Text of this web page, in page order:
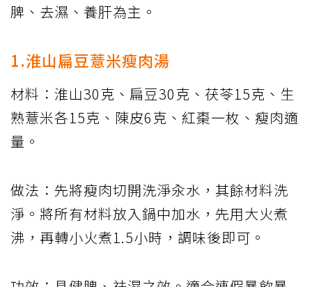
脾、去濕、養肝為主。
1.淮山扁豆薏米瘦肉湯
材料：淮山30克、扁豆30克、茯苓15克、生
熟薏米各15克、陳皮6克、紅棗一枚、瘦肉適
量。
做法：先將瘦肉切開洗淨汆水，其餘材料洗
淨。將所有材料放入鍋中加水，先用大火煮
沸，再轉小火煮1.5小時，調味後即可。